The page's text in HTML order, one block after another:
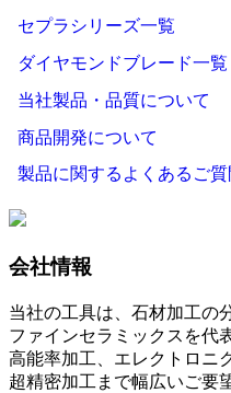
セプラシリーズ一覧
ダイヤモンドブレード一覧
当社製品・品質について
商品開発について
製品に関するよくあるご質
会社情報
当社の工具は、石材加工の
ファインセラミックスを代
高能率加工、エレクトロニ
超精密加工まで幅広いご要